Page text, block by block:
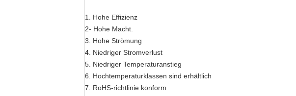
1. Hohe Effizienz
2- Hohe Macht.
3. Hohe Strömung
4. Niedriger Stromverlust
5. Niedriger Temperaturanstieg
6. Hochtemperaturklassen sind erhältlich
7. RoHS-richtlinie konform